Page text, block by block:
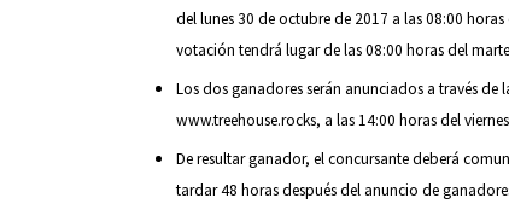
del lunes 30 de octubre de 2017 a las 08:00
votación tendrá lugar de las 08:00 horas del
Los dos ganadores serán anunciados a través
www.treehouse.rocks, a las 14:00 horas del
De resultar ganador, el concursante deberá
tardar 48 horas después del anuncio de